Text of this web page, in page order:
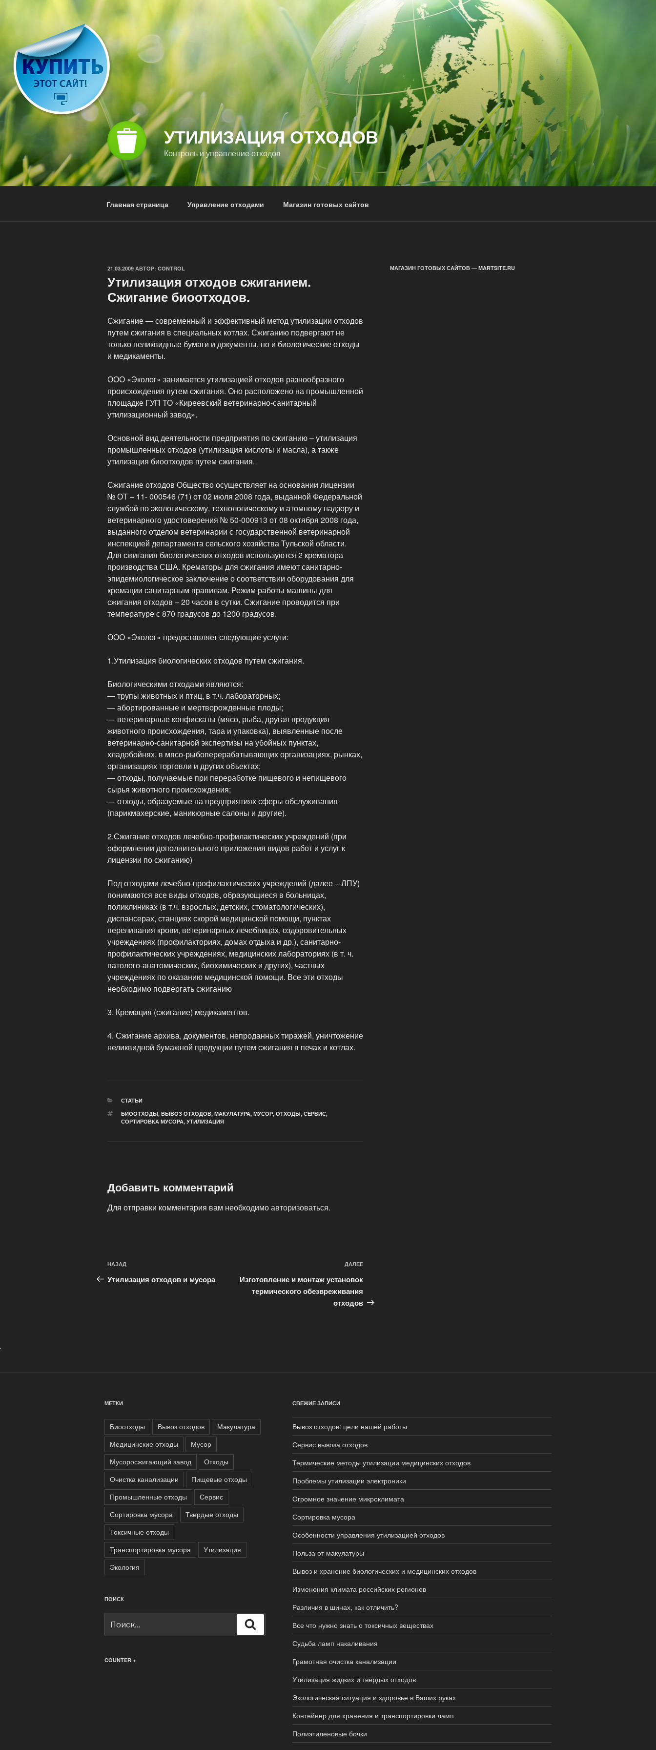
УТИЛИЗАЦИЯ ОТХОДОВ
Контроль и управление отходов
Главная страница Управление отходами Магазин готовых сайтов
ОПУБЛИКОВАНО
21.03.2009 АВТОР: CONTROL
Утилизация отходов сжиганием.
Сжигание биоотходов.
Сжигание — современный и эффективный метод утилизации отходов
путем сжигания в специальных котлах. Сжиганию подвергают не
только неликвидные бумаги и документы, но и биологические отходы
и медикаменты.
ООО «Эколог» занимается утилизацией отходов разнообразного
происхождения путем сжигания. Оно расположено на промышленной
площадке ГУП ТО «Киреевский ветеринарно-санитарный
утилизационный завод».
Основной вид деятельности предприятия по сжиганию – утилизация
промышленных отходов (утилизация кислоты и масла), а также
утилизация биоотходов путем сжигания.
Сжигание отходов Общество осуществляет на основании лицензии
№ ОТ – 11- 000546 (71) от 02 июля 2008 года, выданной Федеральной
службой по экологическому, технологическому и атомному надзору и
ветеринарного удостоверения № 50-000913 от 08 октября 2008 года,
выданного отделом ветеринарии с государственной ветеринарной
инспекцией департамента сельского хозяйства Тульской области.
Для сжигания биологических отходов используются 2 крематора
производства США. Крематоры для сжигания имеют санитарно-
эпидемиологическое заключение о соответствии оборудования для
кремации санитарным правилам. Режим работы машины для
сжигания отходов – 20 часов в сутки. Сжигание проводится при
температуре с 870 градусов до 1200 градусов.
ООО «Эколог» предоставляет следующие услуги:
1.Утилизация биологических отходов путем сжигания.
Биологическими отходами являются:
— трупы животных и птиц, в т.ч. лабораторных;
— абортированные и мертворожденные плоды;
— ветеринарные конфискаты (мясо, рыба, другая продукция
животного происхождения, тара и упаковка), выявленные после
ветеринарно-санитарной экспертизы на убойных пунктах,
хладобойнях, в мясо-рыбоперерабатывающих организациях, рынках,
организациях торговли и других объектах;
— отходы, получаемые при переработке пищевого и непищевого
сырья животного происхождения;
— отходы, образуемые на предприятиях сферы обслуживания
(парикмахерские, маникюрные салоны и другие).
2.Сжигание отходов лечебно-профилактических учреждений (при
оформлении дополнительного приложения видов работ и услуг к
лицензии по сжиганию)
Под отходами лечебно-профилактических учреждений (далее – ЛПУ)
понимаются все виды отходов, образующиеся в больницах,
поликлиниках (в т.ч. взрослых, детских, стоматологических),
диспансерах, станциях скорой медицинской помощи, пунктах
переливания крови, ветеринарных лечебницах, оздоровительных
учреждениях (профилакториях, домах отдыха и др.), санитарно-
профилактических учреждениях, медицинских лабораториях (в т. ч.
патолого-анатомических, биохимических и других), частных
учреждениях по оказанию медицинской помощи. Все эти отходы
необходимо подвергать сжиганию
3. Кремация (сжигание) медикаментов.
4. Сжигание архива, документов, непроданных тиражей, уничтожение
неликвидной бумажной продукции путем сжигания в печах и котлах.
РУБРИКИ
СТАТЬИ
МЕТКИ
БИООТХОДЫ, ВЫВОЗ ОТХОДОВ, МАКУЛАТУРА, МУСОР, ОТХОДЫ, СЕРВИС,
СОРТИРОВКА МУСОРА, УТИЛИЗАЦИЯ
Добавить комментарий
Для отправки комментария вам необходимоавторизоваться.
Навигация
по
Предыдущая
запись:
НАЗАД
Утилизация отходов и мусора
ДАЛЕЕ
Изготовление и монтаж установок
термического обезвреживания
отходов
МАГАЗИН ГОТОВЫХ САЙТОВ — MARTSITE.RU
.
МЕТКИ
Биоотходы Вывоз отходов
Макулатура
Медицинские отходы
Мусор
Мусоросжигающий завод
Отходы
Очистка канализации
Пищевые отходы
Промышленные отходы
Сервис
Сортировка мусора
Твердые отходы
Токсичные отходы
Транспортировка мусора
Утилизация
Экология
ПОИСК
COUNTER +
СВЕЖИЕ ЗАПИСИ
Вывоз отходов: цели нашей работы
Сервис вывоза отходов
Термические методы утилизации медицинских отходов
Проблемы утилизации электроники
Огромное значение микроклимата
Сортировка мусора
Особенности управления утилизацией отходов
Польза от макулатуры
Вывоз и хранение биологических и медицинских отходов
Изменения климата российских регионов
Различия в шинах, как отличить?
Все что нужно знать о токсичных веществах
Судьба ламп накаливания
Грамотная очистка канализации
Утилизация жидких и твёрдых отходов
Экологическая ситуация и здоровье в Ваших руках
Контейнер для хранения и транспортировки ламп
Полиэтиленовые бочки